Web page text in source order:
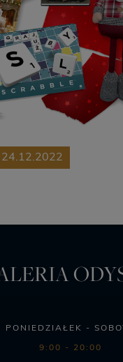
PONIEDZIAŁEK -
9:00 - 20:00